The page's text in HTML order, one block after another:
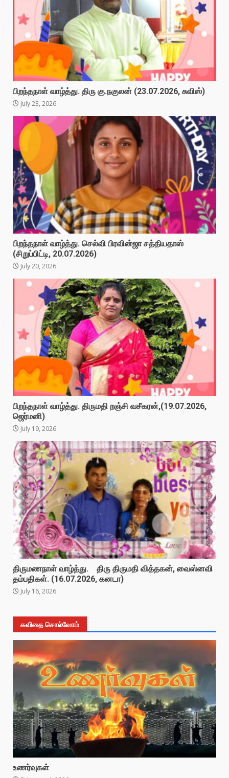
பிறந்தநாள் வாழ்த்து. திரு கு.நகுலன் (23.07.2026, சுவிஸ்)
July 23, 2026
பிறந்தநாள் வாழ்த்து. செல்வி பிரவின்ஜா சத்தியதாஸ்
(சிறுப்பிட்டி, 20.07.2026)
July 20, 2026
பிறந்தநாள் வாழ்த்து. திருமதி றஞ்சி வசீகரன்,(19.07.2026,
ஜெர்மனி)
July 19, 2026
திருமணநாள் வாழ்த்து. திரு திருமதி வித்தகன், வைஸ்னவி
தம்பதிகள். (16.07.2026, கனடா)
July 16, 2026
கவிதை சொல்வோம்
உணர்வுகள்